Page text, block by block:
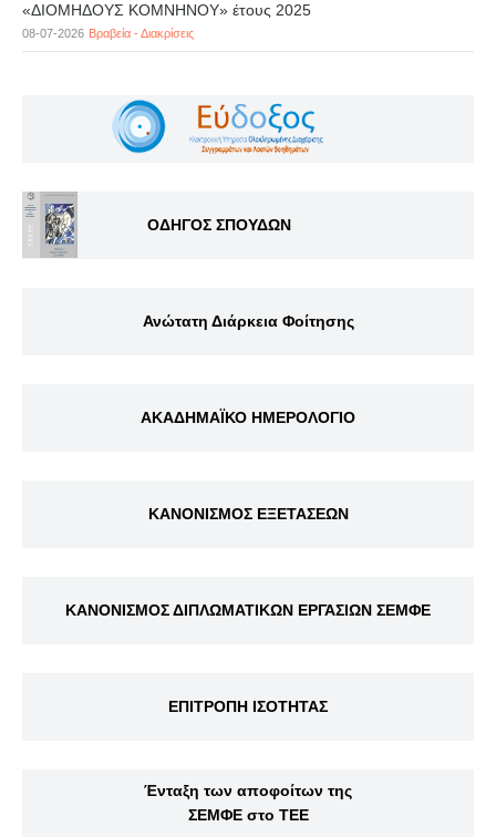
«ΔΙΟΜΗΔΟΥΣ ΚΟΜΝΗΝΟΥ» έτους 2025
08-07-2026 Βραβεία - Διακρίσεις
ΟΔΗΓΟΣ ΣΠΟΥΔΩΝ
Ανώτατη Διάρκεια Φοίτησης
ΑΚΑΔΗΜΑΪΚΟ ΗΜΕΡΟΛΟΓΙΟ
ΚΑΝΟΝΙΣΜΟΣ ΕΞΕΤΑΣΕΩΝ
ΚΑΝΟΝΙΣΜΟΣ ΔΙΠΛΩΜΑΤΙΚΩΝ ΕΡΓΑΣΙΩΝ ΣΕΜΦΕ
ΕΠΙΤΡΟΠΗ ΙΣΟΤΗΤΑΣ
Ένταξη των αποφοίτων της
ΣΕΜΦΕ στο ΤΕΕ